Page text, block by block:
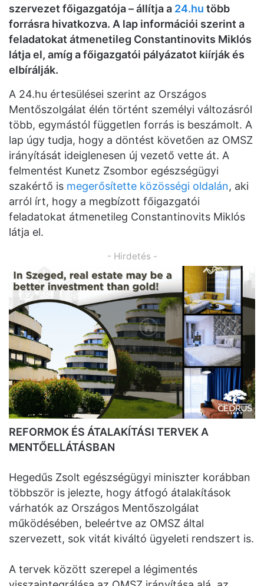
szervezet főigazgatója – állítja a 24.hu több
forrásra hivatkozva. A lap információi szerint a
feladatokat átmenetileg Constantinovits Miklós
látja el, amíg a főigazgatói pályázatot kiírják és
elbírálják.
A 24.hu értesülései szerint az Országos
Mentőszolgálat élén történt személyi változásról
több, egymástól független forrás is beszámolt. A
lap úgy tudja, hogy a döntést követően az OMSZ
irányítását ideiglenesen új vezető vette át. A
felmentést Kunetz Zsombor egészségügyi
szakértő is megerősítette közösségi oldalán, aki
arról írt, hogy a megbízott főigazgatói
feladatokat átmenetileg Constantinovits Miklós
látja el.
- Hirdetés -
REFORMOK ÉS ÁTALAKÍTÁSI TERVEK A
MENTŐELLÁTÁSBAN
Hegedűs Zsolt egészségügyi miniszter korábban
többször is jelezte, hogy átfogó átalakítások
várhatók az Országos Mentőszolgálat
működésében, beleértve az OMSZ által
szervezett, sok vitát kiváltó ügyeleti rendszert is.
A tervek között szerepel a légimentés